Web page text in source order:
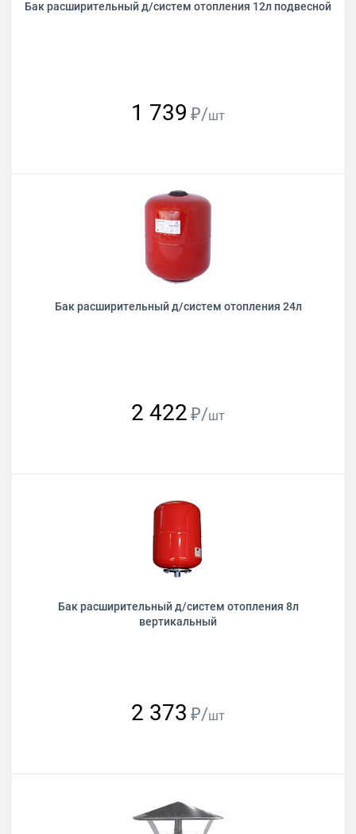
Бак расширительный д/систем отопления 12л подвесной
1 739 ₽/шт
Бак расширительный д/систем отопления 24л
2 422 ₽/шт
Бак расширительный д/систем отопления 8л
вертикальный
2 373 ₽/шт